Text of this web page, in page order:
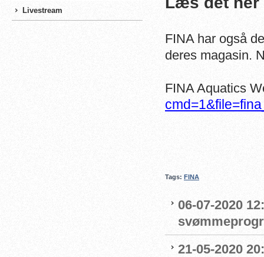
Livestream
FINA har også
deres magasin.
FINA Aquatics
Tags: FINA
06-07-2020
21-05-2020